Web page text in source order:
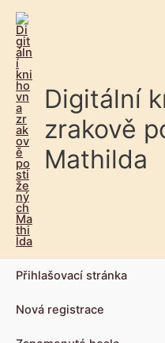
Digitální
zrakově
Mathilda
Přihlašovací stránka
Nová registrace